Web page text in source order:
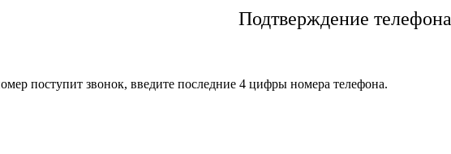
Подтверждение телефона
поступит звонок, введите последние 4 цифры номера телефона.